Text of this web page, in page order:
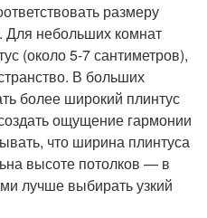
размеру
Для небольших комнат
(около 5-7 сантиметров),
В больших
более широкий плинтус
ощущение гармонии
что ширина плинтуса
высоте потолков — в
лучше выбирать узкий